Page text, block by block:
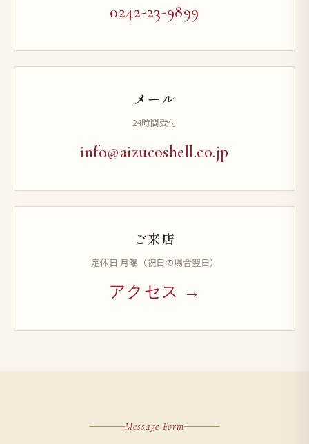
0242-23-9899
メール
24時間受付
info@aizucoshell.co.jp
ご来店
定休日 月曜（祝日の場合翌日）
アクセス →
Message Form